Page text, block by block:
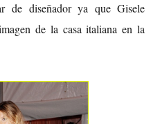
de diseñador ya que Gisele
de la casa italiana en la